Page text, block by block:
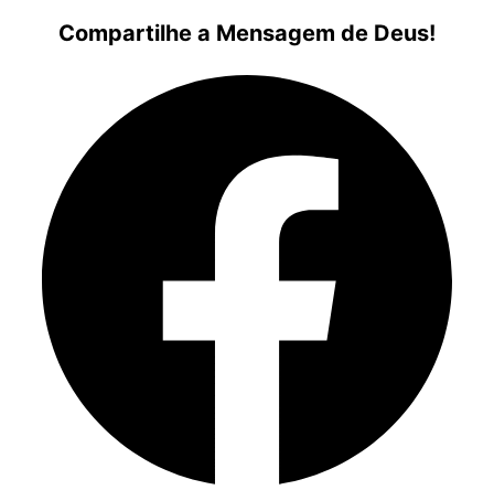
Compartilhe a Mensagem de Deus!